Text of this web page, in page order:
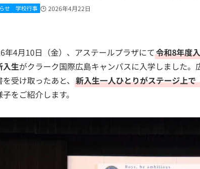
せ 学校行事 2026年4月22日
年4月10日（金）、アステールプラザにて令和8年度
入生がクラーク国際広島キャンパスに入学しました
を受け取ったあと、 新入生一人ひとりがステージ上
子をご紹介します。